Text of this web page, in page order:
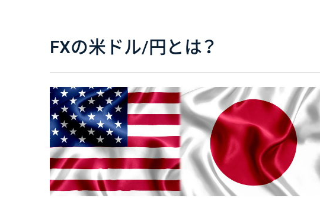
FXの米ドル/円とは？